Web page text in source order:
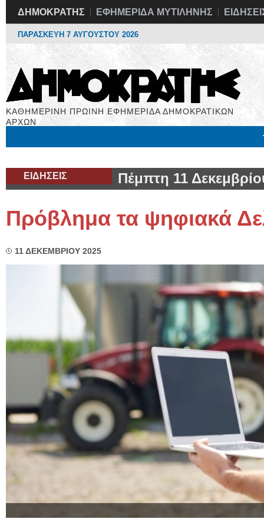
ΔΗΜΟΚΡΑΤΗΣ ΕΦΗΜΕΡΙΔΑ ΜΥΤΙΛΗΝΗΣ
ΠΑΡΑΣΚΕΥΗ 7 ΑΥΓΟΥΣΤΟΥ 2026
ΚΑΘΗΜΕΡΙΝΗ ΠΡΩΙΝΗ ΕΦΗΜΕΡΙΔΑ ΔΗΜΟΚΡΑΤΙΚΩΝ
ΑΡΧΩΝ
ΕΙΔΗΣΕΙΣ Πέμπτη 11
Πρόβλημα τα ψηφιακά
11 ΔΕΚΕΜΒΡΙΟΥ 2025